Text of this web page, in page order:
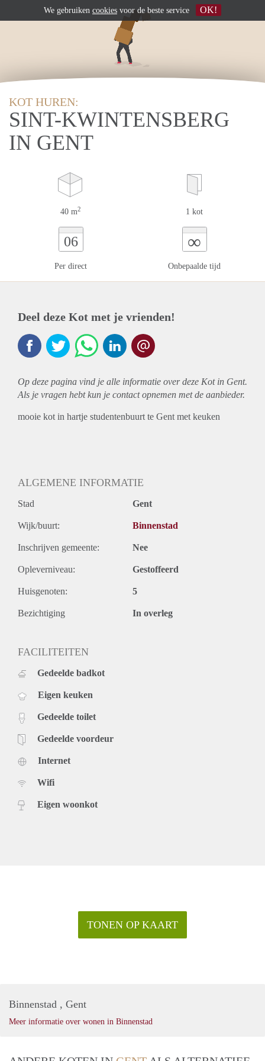
KOT HUREN:
SINT-KWINTENSBERG
IN GENT
40 m2 1 kot
06
Per direct
∞
Onbepaalde tijd
Deel deze Kot met je vrienden!
Op deze pagina vind je alle informatie over deze Kot in Gent.
Als je vragen hebt kun je contact opnemen met de aanbieder.
mooie kot in hartje studentenbuurt te Gent met keuken
ALGEMENE INFORMATIE
Stad Gent
Wijk/buurt: Binnenstad
Inschrijven gemeente: Nee
Opleverniveau: Gestoffeerd
Huisgenoten: 5
Bezichtiging In overleg
FACILITEITEN
Gedeelde badkot
Eigen keuken
Gedeelde toilet
Gedeelde voordeur
Internet
Wifi
Eigen woonkot
TONEN OP KAART
Binnenstad , Gent
Meer informatie over wonen in Binnenstad
We gebruiken cookies voor de beste service OK!